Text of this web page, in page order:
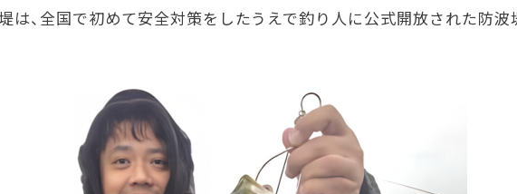
は、全国で初めて安全対策をしたうえで釣り人に公式開放された防波